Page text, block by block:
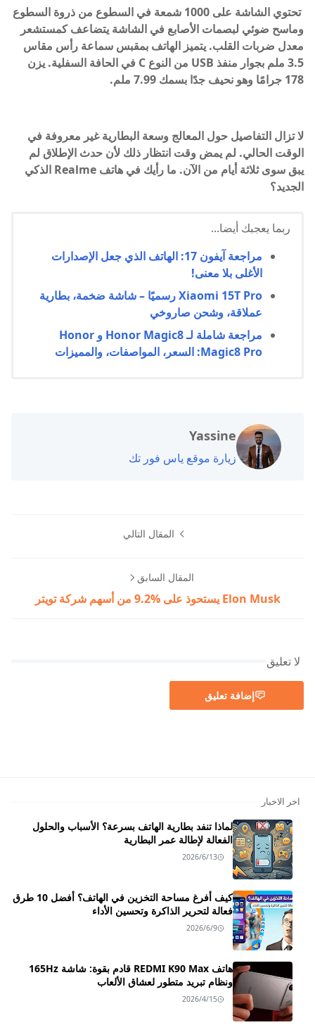
تحتوي الشاشة على 1000 شمعة في السطوع من ذروة السطوع
وماسح ضوئي لبصمات الأصابع في الشاشة يتضاعف كمستشعر
معدل ضربات القلب. يتميز الهاتف بمقبس سماعة رأس مقاس
3.5 ملم بجوار منفذ USB من النوع C في الحافة السفلية. يزن
178 جرامًا وهو نحيف جدًا بسمك 7.99 ملم.
لا تزال التفاصيل حول المعالج وسعة البطارية غير معروفة في
الوقت الحالي. لم يمض وقت انتظار ذلك لأن حدث الإطلاق لم
يبق سوى ثلاثة أيام من الآن. ما رأيك في هاتف Realme الذكي
الجديد؟
ربما يعجبك أيضا...
مراجعة آيفون 17: الهاتف الذي جعل الإصدارات
الأغلى بلا معنى!
Xiaomi 15T Pro رسميًا – شاشة ضخمة، بطارية
عملاقة، وشحن صاروخي
مراجعة شاملة لـ Honor Magic8 و Honor
Magic8 Pro: السعر، المواصفات، والمميزات
Yassine
زيارة موقع ياس فور تك
المقال التالي
المقال السابق
Elon Musk يستحوذ على %9.2 من أسهم شركة تويتر
لا تعليق
إضافة تعليق
اخر الاخبار
لماذا تنفد بطارية الهاتف بسرعة؟ الأسباب والحلول
الفعالة لإطالة عمر البطارية
2026/6/13
كيف أفرغ مساحة التخزين في الهاتف؟ أفضل 10 طرق
فعالة لتحرير الذاكرة وتحسين الأداء
2026/6/9
هاتف REDMI K90 Max قادم بقوة: شاشة 165Hz
ونظام تبريد متطور لعشاق الألعاب
2026/4/15